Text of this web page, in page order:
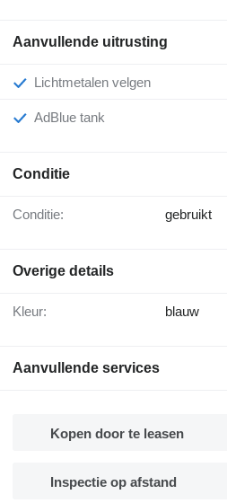
Aanvullende uitrusting
Lichtmetalen velgen
AdBlue tank
Conditie
Conditie: gebruikt
Overige details
Kleur: blauw
Aanvullende services
Kopen door te leasen
Inspectie op afstand